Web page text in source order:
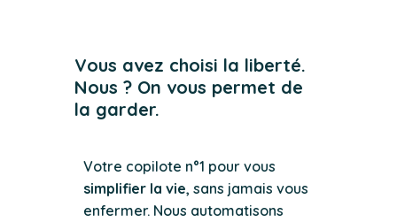
Vous avez choisi la liberté.
Nous ? On vous permet de
la garder.
Votre copilote n°1 pour vous
simplifier la vie, sans jamais vous
enfermer. Nous automatisons